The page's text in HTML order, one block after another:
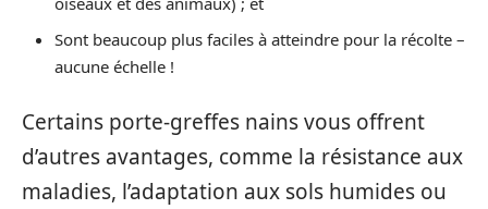
Sont beaucoup plus faciles à atteindre pour la récolte –
aucune échelle !
Certains porte-greffes nains vous offrent
d’autres avantages, comme la résistance aux
maladies, l’adaptation aux sols humides ou